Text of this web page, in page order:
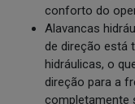
conforto do
Alavancas
de direção está
hidráulicas, o
direção para a
completamente